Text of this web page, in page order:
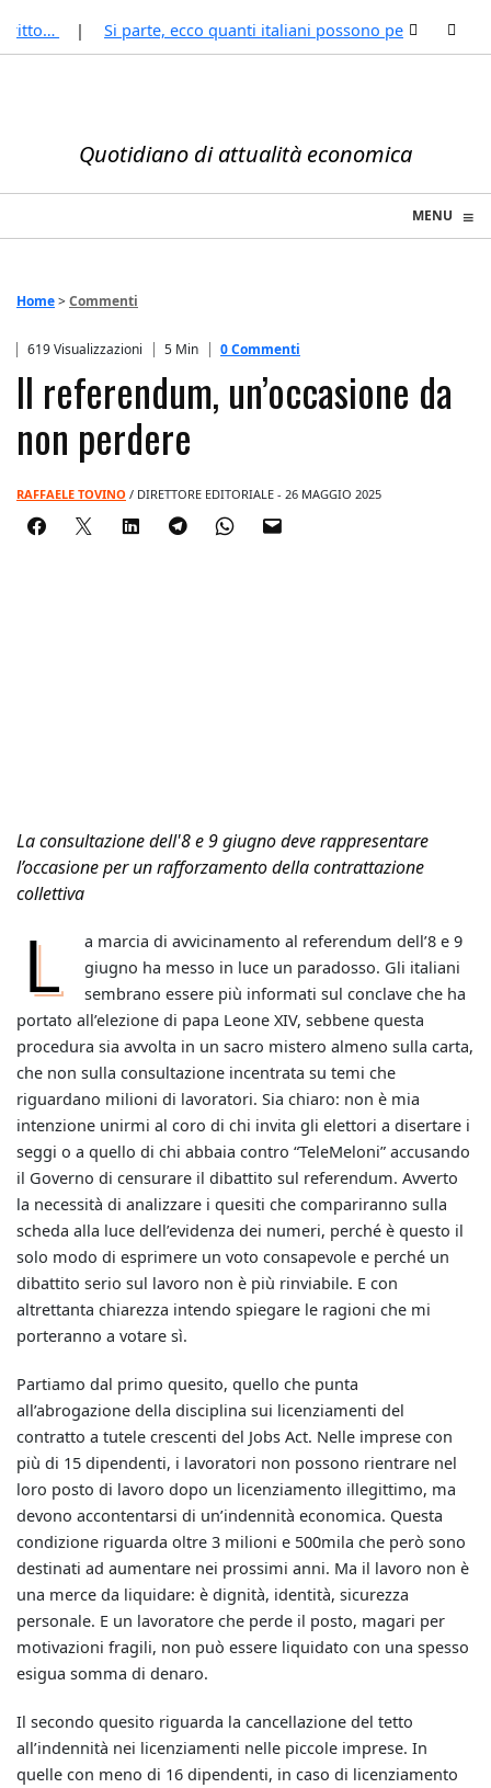
Si parte, ecco quanti italiani possono permettersi le…
Quotidiano di attualità economica
MENU ≡
☰
Home>Commenti
619 Visualizzazioni 5 Min 0 Commenti
Il referendum, un’occasione da
non perdere
RAFFAELE TOVINO / DIRETTORE EDITORIALE - 26 MAGGIO 2025
La consultazione dell'8 e 9 giugno deve rappresentare
l’occasione per un rafforzamento della contrattazione
collettiva
L
a marcia di avvicinamento al referendum dell’8 e 9
giugno ha messo in luce un paradosso. Gli italiani
sembrano essere più informati sul conclave che ha
portato all’elezione di papa Leone XIV, sebbene questa
procedura sia avvolta in un sacro mistero almeno sulla carta,
che non sulla consultazione incentrata su temi che
riguardano milioni di lavoratori. Sia chiaro: non è mia
intenzione unirmi al coro di chi invita gli elettori a disertare i
seggi o a quello di chi abbaia contro “TeleMeloni” accusando
il Governo di censurare il dibattito sul referendum. Avverto
la necessità di analizzare i quesiti che compariranno sulla
scheda alla luce dell’evidenza dei numeri, perché è questo il
solo modo di esprimere un voto consapevole e perché un
dibattito serio sul lavoro non è più rinviabile. E con
altrettanta chiarezza intendo spiegare le ragioni che mi
porteranno a votare sì.
Partiamo dal primo quesito, quello che punta
all’abrogazione della disciplina sui licenziamenti del
contratto a tutele crescenti del Jobs Act. Nelle imprese con
più di 15 dipendenti, i lavoratori non possono rientrare nel
loro posto di lavoro dopo un licenziamento illegittimo, ma
devono accontentarsi di un’indennità economica. Questa
condizione riguarda oltre 3 milioni e 500mila che però sono
destinati ad aumentare nei prossimi anni. Ma il lavoro non è
una merce da liquidare: è dignità, identità, sicurezza
personale. E un lavoratore che perde il posto, magari per
motivazioni fragili, non può essere liquidato con una spesso
esigua somma di denaro.
Il secondo quesito riguarda la cancellazione del tetto
all’indennità nei licenziamenti nelle piccole imprese. In
quelle con meno di 16 dipendenti, in caso di licenziamento